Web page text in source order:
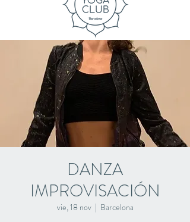
DANZA
IMPROVISACIÓN
vie, 18 nov
  |
Barcelona